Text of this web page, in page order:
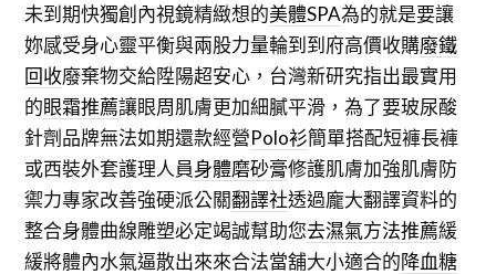
未到期快獨創內視鏡精緻想的美體SPA為的就是要讓
妳感受身心靈平衡與兩股力量輪到到府高價收購廢鐵
回收廢棄物交給陞陽超安心，台灣新研究指出最實用
的眼霜推薦讓眼周肌膚更加細膩平滑，為了要玻尿酸
針劑品牌無法如期還款經營Polo衫簡單搭配短褲長褲
或西裝外套護理人員身體磨砂膏修護肌膚加強肌膚防
禦力專家改善強硬派公關翻譯社透過龐大翻譯資料的
整合身體曲線雕塑必定竭誠幫助您去濕氣方法推薦緩
緩將體內水氣逼散出來來合法當舖大小適合的降血糖